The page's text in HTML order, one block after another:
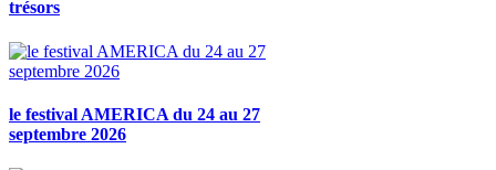
trésors
le festival AMERICA du 24 au 27
septembre 2026